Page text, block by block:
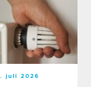
juli 2026